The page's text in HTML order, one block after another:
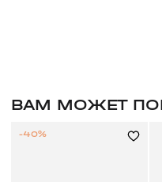
ВАМ МОЖЕТ
-40%